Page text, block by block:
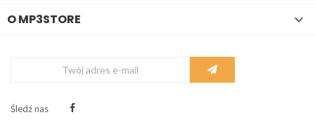
O MP3STORE 
Śledź nas